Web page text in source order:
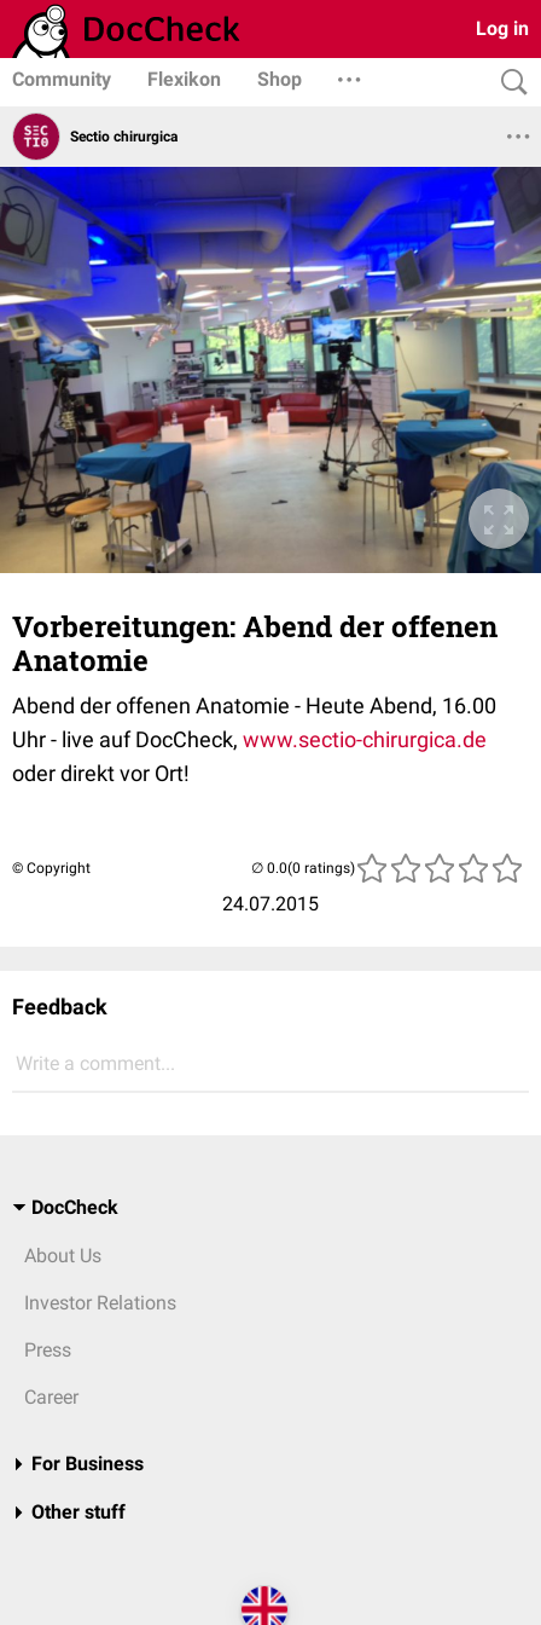
Log in
Community Flexikon Shop
Sectio chirurgica
Vorbereitungen: Abend der offenen
Anatomie
Abend der offenen Anatomie - Heute Abend, 16.00
Uhr - live auf DocCheck, www.sectio-chirurgica.de
oder direkt vor Ort!
© Copyright
24.07.2015
(0 ratings)
Feedback
Write a comment...
DocCheck
About Us
Investor Relations
Press
Career
For Business
Other stuff